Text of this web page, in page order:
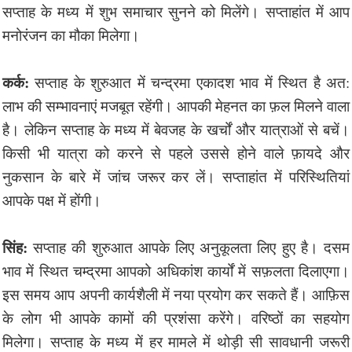
सप्ताह के मध्य में शुभ समाचार सुनने को मिलेंगे। सप्ताहांत में आप
मनोरंजन का मौका मिलेगा।
कर्क: सप्ताह के शुरुआत में चन्द्रमा एकादश भाव में स्थित है अत:
लाभ की सम्भावनाएं मजबूत रहेंगी। आपकी मेहनत का फ़ल मिलने वाला
है। लेकिन सप्ताह के मध्य में बेवजह के खर्चों और यात्राओं से बचें।
किसी भी यात्रा को करने से पहले उससे होने वाले फ़ायदे और
नुकसान के बारे में जांच जरूर कर लें। सप्ताहांत में परिस्थितियां
आपके पक्ष में होंगी।
सिंह: सप्ताह की शुरुआत आपके लिए अनुकूलता लिए हुए है। दसम
भाव में स्थित चम्द्रमा आपको अधिकांश कार्यों में सफ़लता दिलाएगा।
इस समय आप अपनी कार्यशैली में नया प्रयोग कर सकते हैं। आफ़िस
के लोग भी आपके कामों की प्रशंसा करेंगे। वरिष्ठों का सहयोग
मिलेगा। सप्ताह के मध्य में हर मामले में थोड़ी सी सावधानी जरूरी